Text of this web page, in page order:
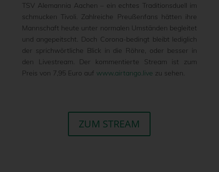
TSV Alemannia Aachen – ein echtes Traditionsduell im
schmucken Tivoli. Zahlreiche Preußenfans hätten ihre
Mannschaft heute unter normalen Umständen begleitet
und angepeitscht. Doch Corona-bedingt bleibt lediglich
der sprichwörtliche Blick in die Röhre, oder besser in
den Livestream. Der kommentierte Stream ist zum
Preis von 7,95 Euro auf www.airtango.live zu sehen.
ZUM STREAM